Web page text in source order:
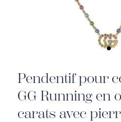
Pendentif pour
GG Running en
carats avec